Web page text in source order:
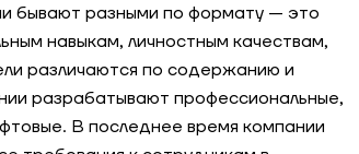
бывают разными по формату — это
навыкам, личностным качествам,
различаются по содержанию и
разрабатывают профессиональные,
В последнее время компании